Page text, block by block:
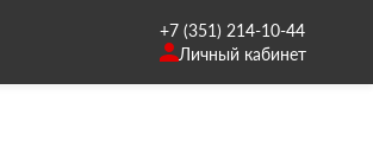
+7 (351) 214-10-44
Личный кабинет